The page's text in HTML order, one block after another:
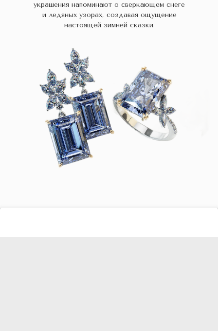
украшения напоминают о сверкающем снеге
и ледяных узорах, создавая ощущение
настоящей зимней сказки.